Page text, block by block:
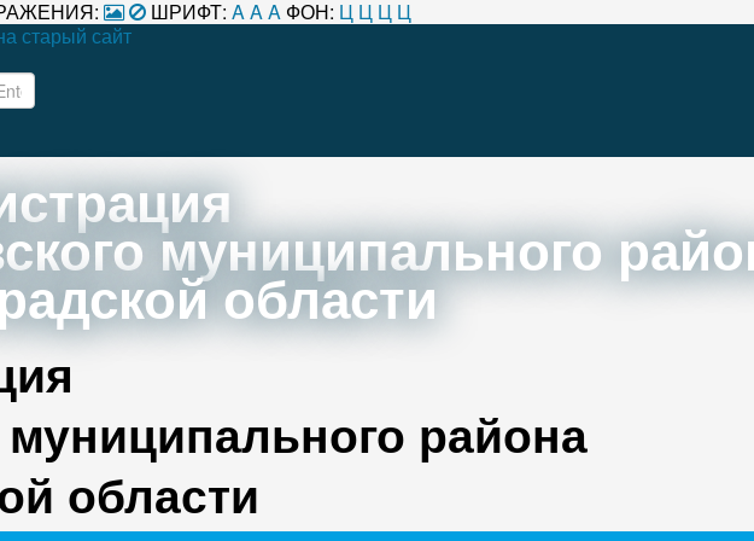
ШРИФТ: AAA ФОН: Ц Ц Ц Ц
старый сайт
муниципального
области
района
области